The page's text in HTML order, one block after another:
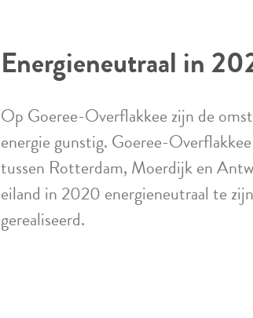
Energieneutraal in
Op Goeree-Overflakkee zijn de
energie gunstig. Goeree-
tussen Rotterdam, Moerdijk en
eiland in 2020 energieneutraal te
gerealiseerd.